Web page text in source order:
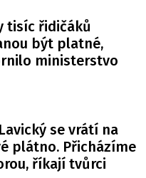
tisíc řidičáků
být platné,
ministerstvo
se vrátí na
plátno. Přicházíme
říkají tvůrci